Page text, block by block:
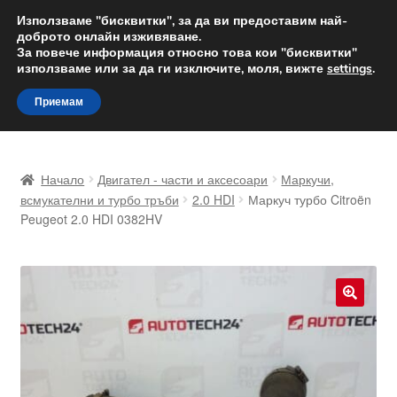
ДОСТАВКА от 12 лв.
Доставка по целия свят
Skip
to
navigation
Skip
to
content
Доставка по целия свят
Количка
Начало Двигател - части и аксесоари
Маркучи,
всмукателни и турбо тръби
2.0 HDI
Маркуч турбо Citroën
Peugeot 2.0 HDI 0382HV
🔍
Използваме "бисквитки", за да ви предоставим най-
доброто онлайн изживяване.
За повече информация относно това кои "бисквитки"
използваме или за да ги изключите, моля, вижте settings.
Приемам